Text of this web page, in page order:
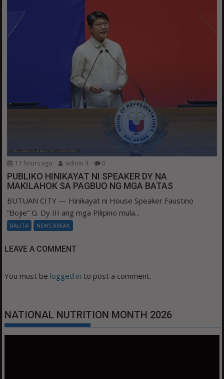
17 hours ago admin 3 0
PUBLIKO HINIKAYAT NI SPEAKER DY NA
MAKILAHOK SA PAGBUO NG MGA BATAS
BUTUAN CITY — Hinikayat ni House Speaker Faustino
“Bojie” G. Dy III ang mga Pilipino mula...
BALITA NEWS BREAK
LEAVE A COMMENT
You must be logged in to post a comment.
NATIONAL NUTRITION MONTH 2026